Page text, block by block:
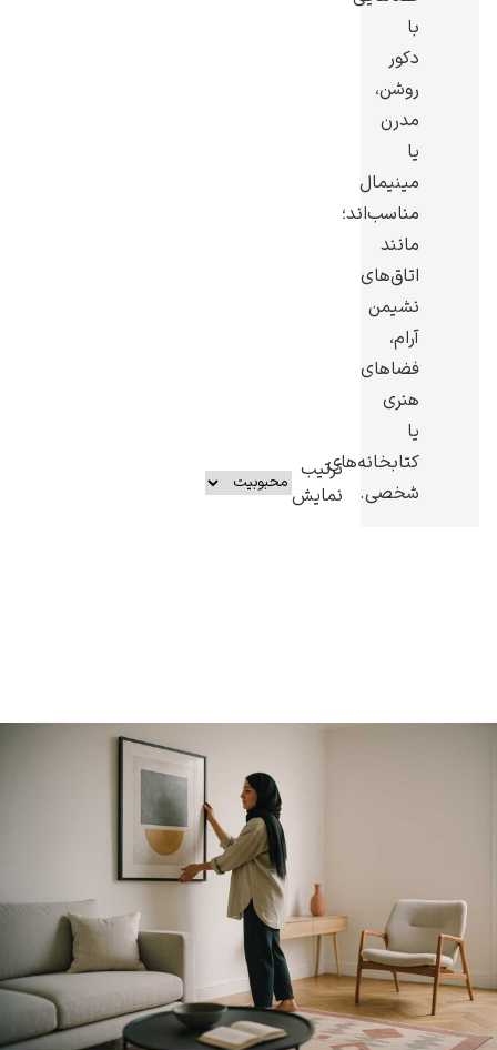
تابلوها
با
دکور
روشن،
مدرن
یا
مینیمال
مناسب‌اند؛
مانند
اتاق‌های
نشیمن
آرام،
فضاهای
هنری
یا
کتابخانه‌های
شخصی.
ترتیب
نمایش